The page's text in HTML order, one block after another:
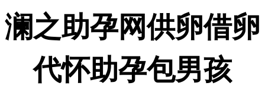
澜之助孕网供卵借卵
代怀助孕包男孩